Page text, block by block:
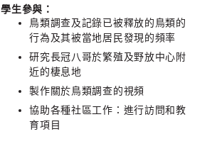
學生參與：
鳥類調查及記錄已被釋放的鳥類的
行為及其被當地居民發現的頻率
研究長冠八哥於繁殖及野放中心附
近的棲息地
製作關於鳥類調查的視頻
協助各種社區工作：進行訪問和教
育項目